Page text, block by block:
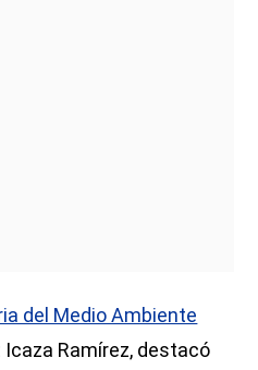
del Medio Ambiente
Icaza Ramírez, destacó